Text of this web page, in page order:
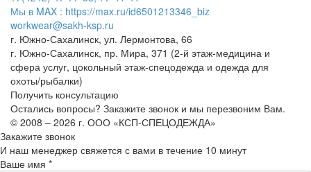
Мы в MAX : https://max.ru/id6501213346_biz
workwear@sakh-ksp.ru
г. Южно-Сахалинск, ул. Лермонтова, 66
г. Южно-Сахалинск, пр. Мира, 371 (2-й этаж-медицина и
сфера услуг, цокольный этаж-спецодежда и одежда для
охоты/рыбалки)
Получить консультацию
Остались вопросы? Закажите звонок и мы перезвоним Вам.
© 2008 – 2026 г. ООО «КСП-СПЕЦОДЕЖДА»
Закажите звонок
И наш менеджер свяжется с вами в течение 10 минут
Ваше имя *